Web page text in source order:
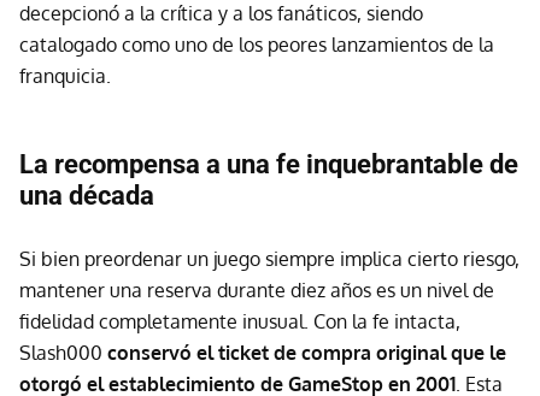
decepcionó a la crítica y a los fanáticos, siendo
catalogado como uno de los peores lanzamientos de la
franquicia.
La recompensa a una fe inquebrantable de
una década
Si bien preordenar un juego siempre implica cierto riesgo,
mantener una reserva durante diez años es un nivel de
fidelidad completamente inusual. Con la fe intacta,
Slash000 conservó el ticket de compra original que le
otorgó el establecimiento de GameStop en 2001. Esta